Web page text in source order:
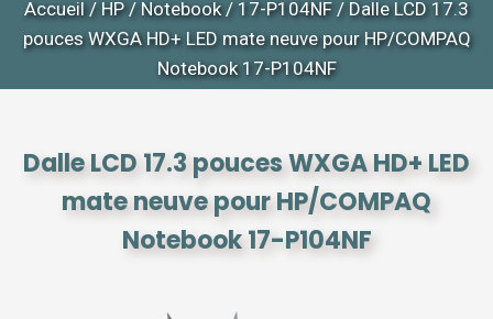
Accueil/ HP / Notebook/ 17-P104NF / Dalle LCD 17.3
pouces WXGA HD+ LED mate neuve pour HP/COMPAQ
Notebook 17-P104NF
Dalle LCD 17.3 pouces WXGA HD+ LED
mate neuve pour HP/COMPAQ
Notebook 17-P104NF